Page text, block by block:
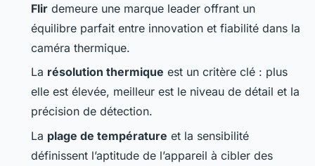
Flir demeure une marque leader offrant un
équilibre parfait entre innovation et fiabilité dans la
caméra thermique.
La résolution thermique est un critère clé : plus
elle est élevée, meilleur est le niveau de détail et la
précision de détection.
La plage de température et la sensibilité
définissent l’aptitude de l’appareil à cibler des